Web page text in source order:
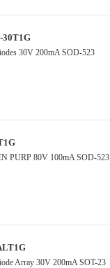
30T1G
30V 200mA SOD-523
PURP 80V 100mA SOD-523
Array 30V 200mA SOT-23